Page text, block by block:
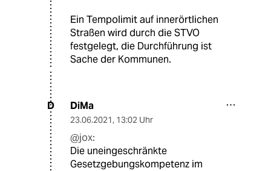
Ein Tempolimit auf innerörtlichen
Straßen wird durch die STVO
festgelegt, die Durchführung ist
Sache der Kommunen.
D DiMa
23.06.2021, 13:02 Uhr
@jox:
Die uneingeschränkte
Gesetzgebungskompetenz im